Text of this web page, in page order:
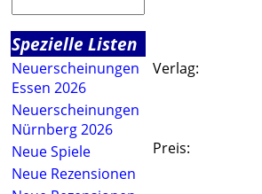
Spezielle Listen
Neuerscheinungen
Essen 2026
Neuerscheinungen
Nürnberg 2026
Neue Spiele
Neue Rezensionen
Verlag:
Preis: